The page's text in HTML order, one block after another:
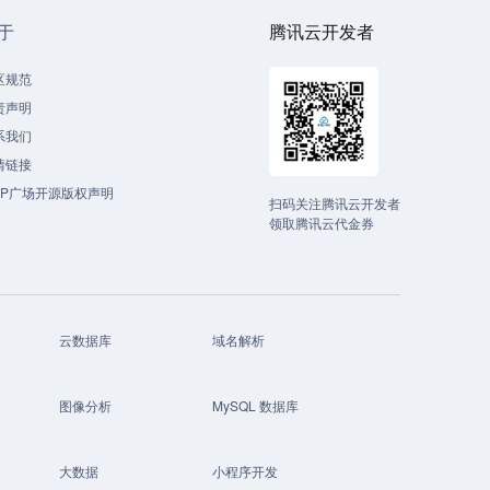
规范
声明
我们
链接
广场开源版权声明
腾讯云开发者
扫码关注腾讯云开发者
领取腾讯云代金券
云数据库 域名解析
图像分析 MySQL 数据库
大数据 小程序开发